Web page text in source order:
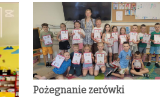
Pożegnanie zerówki